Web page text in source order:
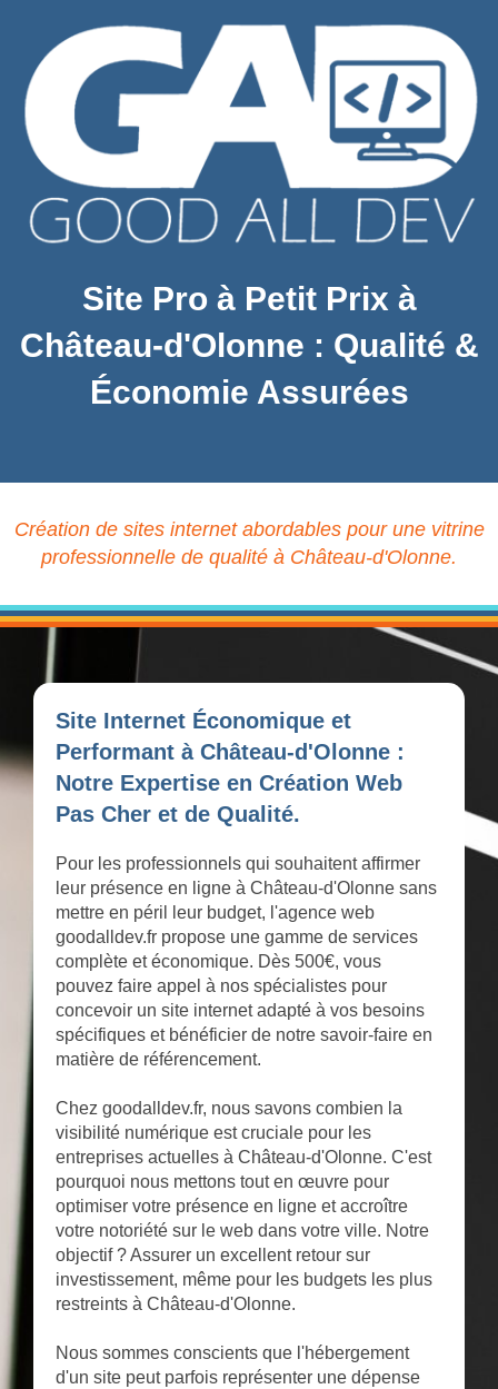
Site Pro à Petit Prix à
Château-d'Olonne : Qualité &
Économie Assurées
Création de sites internet abordables pour une vitrine
professionnelle de qualité à Château-d'Olonne.
Site Internet Économique et
Performant à Château-d'Olonne :
Notre Expertise en Création Web
Pas Cher et de Qualité.
Pour les professionnels qui souhaitent affirmer
leur présence en ligne à Château-d'Olonne sans
mettre en péril leur budget, l'agence web
goodalldev.fr propose une gamme de services
complète et économique. Dès 500€, vous
pouvez faire appel à nos spécialistes pour
concevoir un site internet adapté à vos besoins
spécifiques et bénéficier de notre savoir-faire en
matière de référencement.
Chez goodalldev.fr, nous savons combien la
visibilité numérique est cruciale pour les
entreprises actuelles à Château-d'Olonne. C'est
pourquoi nous mettons tout en œuvre pour
optimiser votre présence en ligne et accroître
votre notoriété sur le web dans votre ville. Notre
objectif ? Assurer un excellent retour sur
investissement, même pour les budgets les plus
restreints à Château-d'Olonne.
Nous sommes conscients que l'hébergement
d'un site peut parfois représenter une dépense